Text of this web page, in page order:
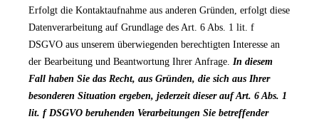
Erfolgt die Kontaktaufnahme aus anderen Gründen, erfolgt diese
Datenverarbeitung auf Grundlage des Art. 6 Abs. 1 lit. f
DSGVO aus unserem überwiegenden berechtigten Interesse an
der Bearbeitung und Beantwortung Ihrer Anfrage. In diesem
Fall haben Sie das Recht, aus Gründen, die sich aus Ihrer
besonderen Situation ergeben, jederzeit dieser auf Art. 6 Abs. 1
lit. f DSGVO beruhenden Verarbeitungen Sie betreffender